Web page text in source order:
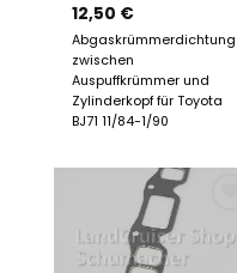
12,50 €
Abgaskrümmerdichtung
zwischen
Auspuffkrümmer und
Zylinderkopf für Toyota
BJ71 11/84-1/90
Zum
Merkzettel
hinzufügen